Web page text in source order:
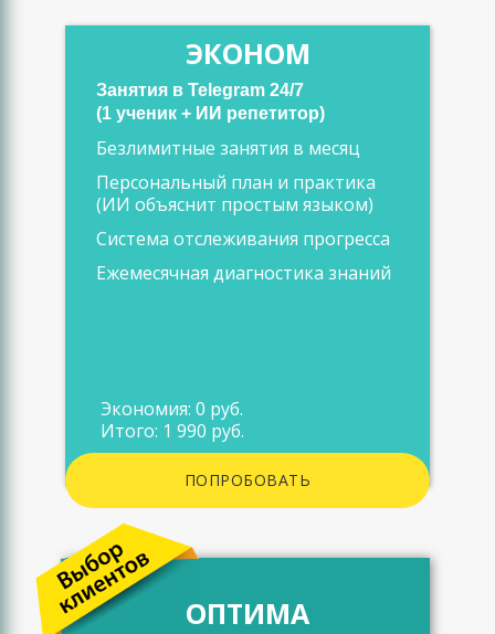
ЭКОНОМ
Занятия в Telegram 24/7
(1 ученик + ИИ репетитор)
Безлимитные занятия в месяц
Персональный план и практика
(ИИ объяснит простым языком)
Система отслеживания прогресса
Ежемесячная диагностика знаний
Экономия: 0 руб.
Итого: 1 990 руб.
ПОПРОБОВАТЬ
ОПТИМА